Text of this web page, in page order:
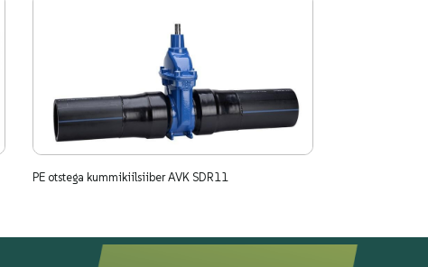
PE otstega kummikiilsiiber AVK SDR11